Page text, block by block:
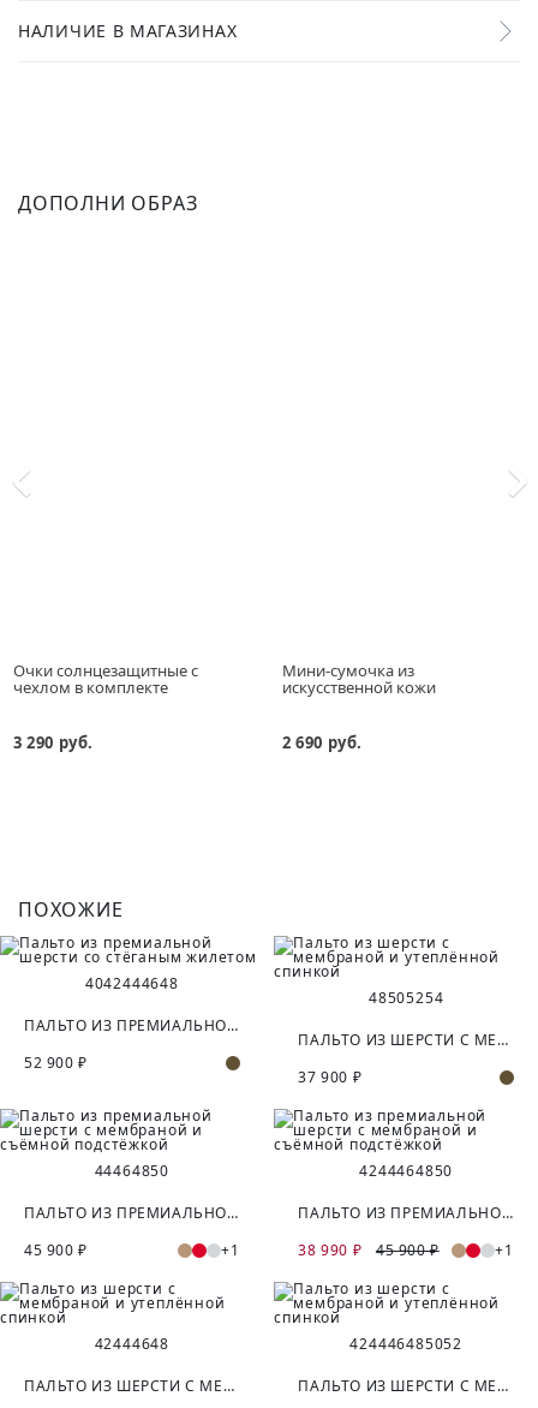
НАЛИЧИЕ В МАГАЗИНАХ
ДОПОЛНИ ОБРАЗ
Очки солнцезащитные с
чехлом в комплекте
3 290 руб.
Мини-сумочка из
искусственной кожи
2 690 руб.
ПОХОЖИЕ
4042444648
ПАЛЬТО ИЗ ПРЕМИАЛЬНОЙ ШЕРСТИ СО СТЁГАНЫМ ЖИЛЕТОМ
52 900 ₽
48505254
ПАЛЬТО ИЗ ШЕРСТИ С МЕМБРАНОЙ И УТЕПЛЁННОЙ СПИНКОЙ
37 900 ₽
44464850
ПАЛЬТО ИЗ ПРЕМИАЛЬНОЙ ШЕРСТИ С МЕМБРАНОЙ И СЪЁМНОЙ ПОДСТЁЖКОЙ
45 900 ₽
+1
4244464850
ПАЛЬТО ИЗ ПРЕМИАЛЬНОЙ ШЕРСТИ С МЕМБРАНОЙ И СЪЁМНОЙ ПОДСТЁЖКОЙ
38 990 ₽
45 900 ₽ +1
42444648
ПАЛЬТО ИЗ ШЕРСТИ С МЕМБРАНОЙ И УТЕПЛЁННОЙ СПИНКОЙ
424446485052
ПАЛЬТО ИЗ ШЕРСТИ С МЕМБРАНОЙ И УТЕПЛЁННОЙ СПИНКОЙ